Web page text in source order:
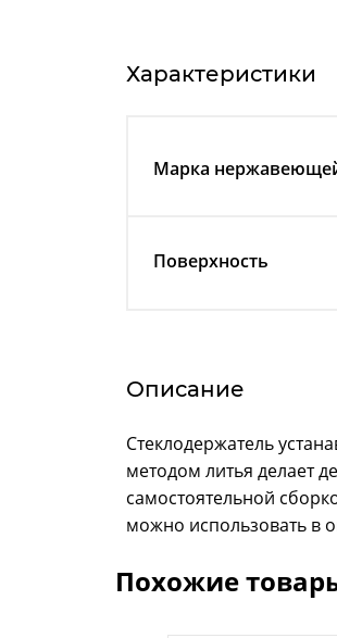
Характеристики
Марка
Поверхность
Описание
Стеклодержатель
методом литья делает
самостоятельной
можно использовать в
Похожие